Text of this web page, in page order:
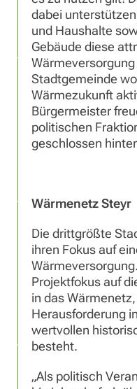
dabei
und Haushalte
Gebäude diese
Stadtgemeinde
Wärmezukunft
Bürgermeister
politischen
geschlossen
Wärmenetz Steyr
Die drittgrößte
ihren Fokus auf
Projektfokus auf
in das
Herausforderung
wertvollen
besteht.
„Als politisch